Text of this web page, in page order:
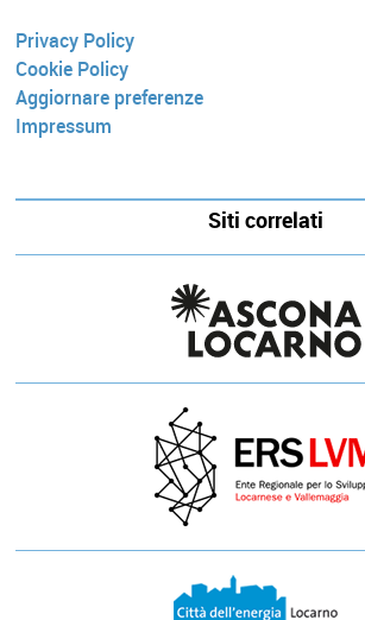
Privacy Policy
Cookie Policy
Aggiornare preferenze
Impressum
Siti correlati